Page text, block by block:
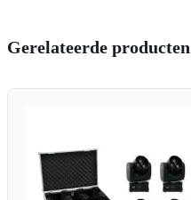
Gerelateerde producten